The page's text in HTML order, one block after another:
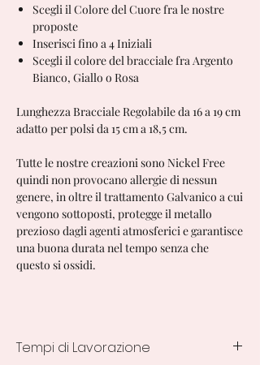
Scegli il Colore del Cuore fra le nostre
proposte
Inserisci fino a 4 Iniziali
Scegli il colore del bracciale fra Argento
Bianco, Giallo o Rosa
Lunghezza Bracciale Regolabile da 16 a 19 cm
adatto per polsi da 15 cm a 18,5 cm.
Tutte le nostre creazioni sono Nickel Free
quindi non provocano allergie di nessun
genere, in oltre il trattamento Galvanico a cui
vengono sottoposti, protegge il metallo
prezioso dagli agenti atmosferici e garantisce
una buona durata nel tempo senza che
questo si ossidi.
Tempi di Lavorazione